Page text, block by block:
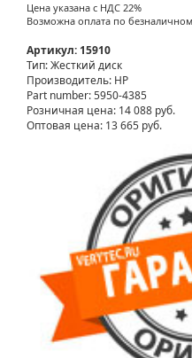
Цена указана с НДС 22%
Возможна оплата по
Артикул: 15910
Тип: Жесткий диск
Производитель: HP
Part number: 5950-4385
Розничная цена: 14 088 руб.
Оптовая цена: 13 665 руб.